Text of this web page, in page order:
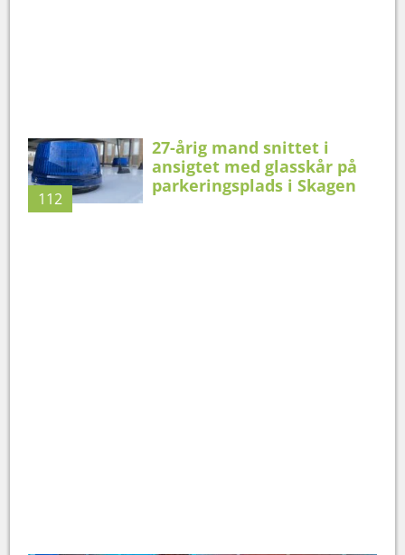
112
27-årig mand snittet i
ansigtet med glasskår på
parkeringsplads i Skagen